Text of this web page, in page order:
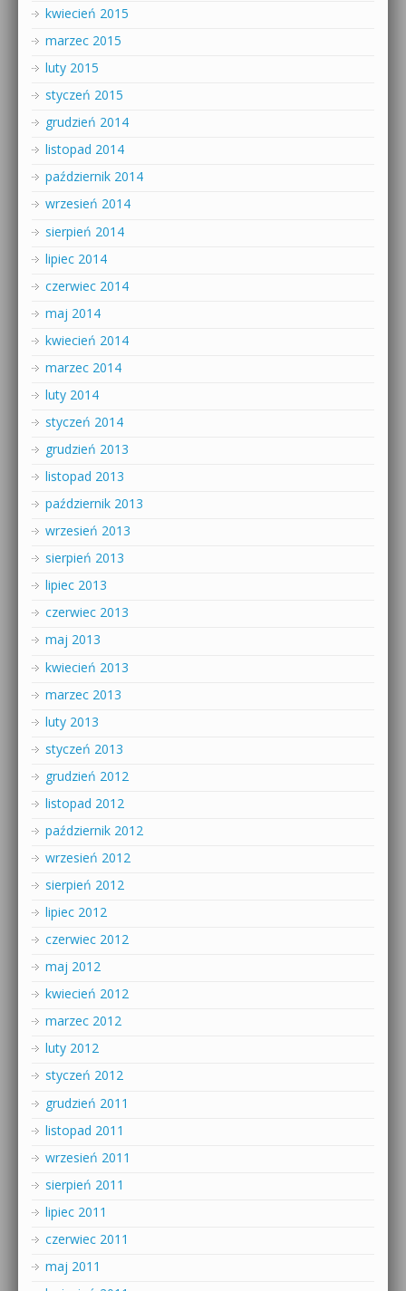
kwiecień 2015
marzec 2015
luty 2015
styczeń 2015
grudzień 2014
listopad 2014
październik 2014
wrzesień 2014
sierpień 2014
lipiec 2014
czerwiec 2014
maj 2014
kwiecień 2014
marzec 2014
luty 2014
styczeń 2014
grudzień 2013
listopad 2013
październik 2013
wrzesień 2013
sierpień 2013
lipiec 2013
czerwiec 2013
maj 2013
kwiecień 2013
marzec 2013
luty 2013
styczeń 2013
grudzień 2012
listopad 2012
październik 2012
wrzesień 2012
sierpień 2012
lipiec 2012
czerwiec 2012
maj 2012
kwiecień 2012
marzec 2012
luty 2012
styczeń 2012
grudzień 2011
listopad 2011
wrzesień 2011
sierpień 2011
lipiec 2011
czerwiec 2011
maj 2011